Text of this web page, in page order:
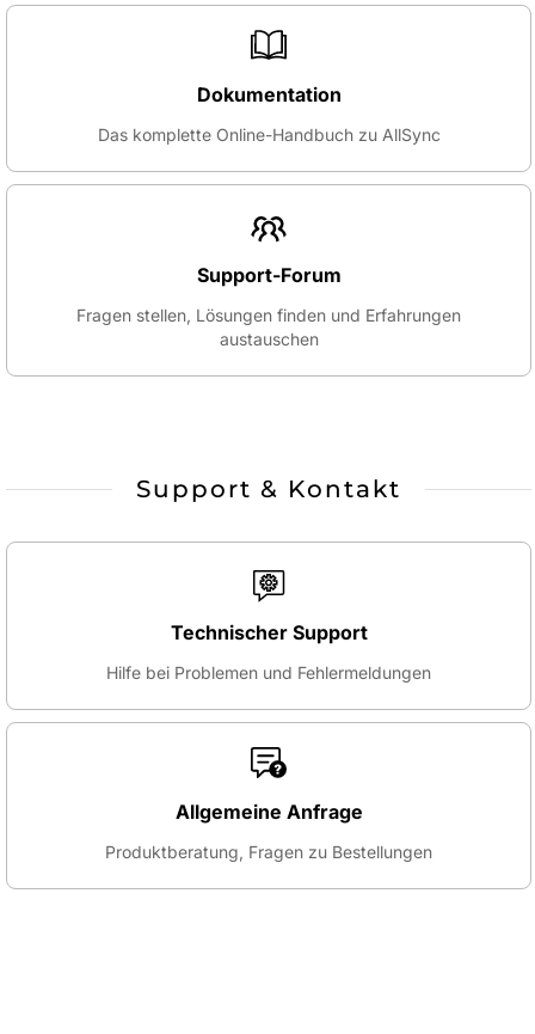
Dokumentation
Das komplette Online-Handbuch zu AllSync
Support-Forum
Fragen stellen, Lösungen finden und Erfahrungen
austauschen
Support & Kontakt
Technischer Support
Hilfe bei Problemen und Fehlermeldungen
Allgemeine Anfrage
Produktberatung, Fragen zu Bestellungen